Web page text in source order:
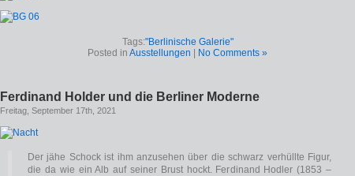
Tags:"Berlinische Galerie"
Posted in Ausstellungen No Comments »
Ferdinand Holder und die Berliner Moderne
Freitag, September 17th, 2021
Der jähe Schock ist ihm anzusehen über die schwarz verhüllte Figur,
die da wie ein Alb auf seiner Brust hockt. Ferdinand Hodler (1853 –